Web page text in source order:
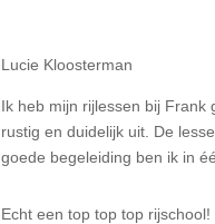
Lucie Kloosterman
Ik heb mijn rijlessen bij Frank
rustig en duidelijk uit. De
goede begeleiding ben ik in
Echt een top top top rijschool!